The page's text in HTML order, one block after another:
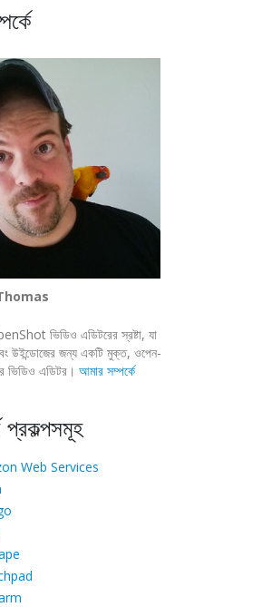
ভিডিও এডিটরের স্রষ্টা, যা
উইন্ডোজের জন্য একটি মুক্ত, ওপেন-
ভিডিও এডিটর। আমার সম্পর্কে
Web Services